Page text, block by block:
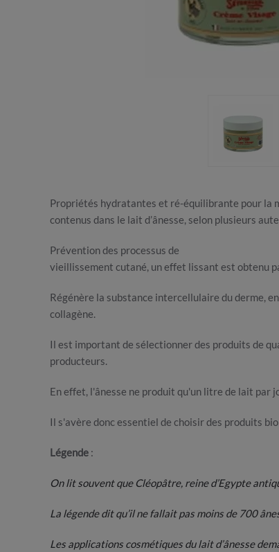
Propriétés hydratantes et ré-équilibrante pour la
contenus dans le lait d’ânesse, selon plusieurs
Prévention des processus de
vieillissement cutané, un effet lissant est obtenu
Régénère la substance intercellulaire du derme,
collagène.
Il est important de sélectionner des produits de
producteurs.
En effet, l'ânesse ne produit qu'un litre de lait par
Il s'avère donc essentiel de choisir des produits
Légende :
On lit souvent que Cléopâtre, reine d’Egypte
La légende dit qu’il ne fallait pas moins de 700
Les applications cosmétiques du lait d’ânesse